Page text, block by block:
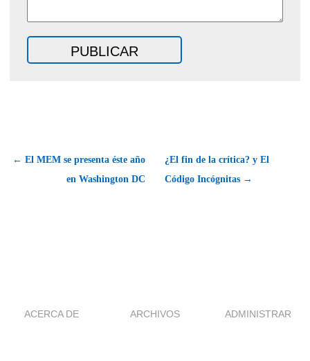
← El MEM se presenta éste año
en Washington DC
¿El fin de la crítica? y El
Código Incógnitas →
ACERCA DE ARCHIVOS ADMINISTRAR